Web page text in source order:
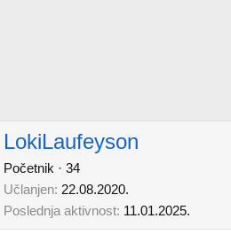
LokiLaufeyson
Početnik · 34
Učlanjen 22.08.2020.
Poslednja aktivnost 11.01.2025.